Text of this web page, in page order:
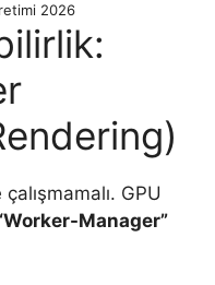
2026
GPU
Manager”